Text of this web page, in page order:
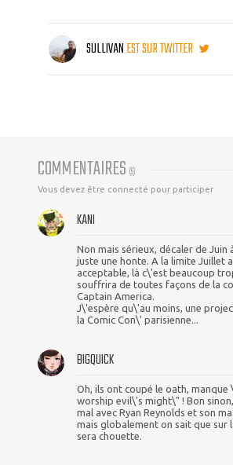
SULLIVANEST SUR TWITTER
COMMENTAIRES (5)
Vous devez être connecté pour participer
KANI
Non mais sérieux, décaler de Juin
juste une honte. A la limite Juillet
acceptable, là c\'est beaucoup
souffrira de toutes façons de la
Captain America.
J\'espère qu\'au moins, une
la Comic Con\' parisienne...
BIGQUICK
Oh, ils ont coupé le oath,
worship evil\'s might\" ! Bon
mal avec Ryan Reynolds et son
mais globalement on sait que sur
sera chouette.